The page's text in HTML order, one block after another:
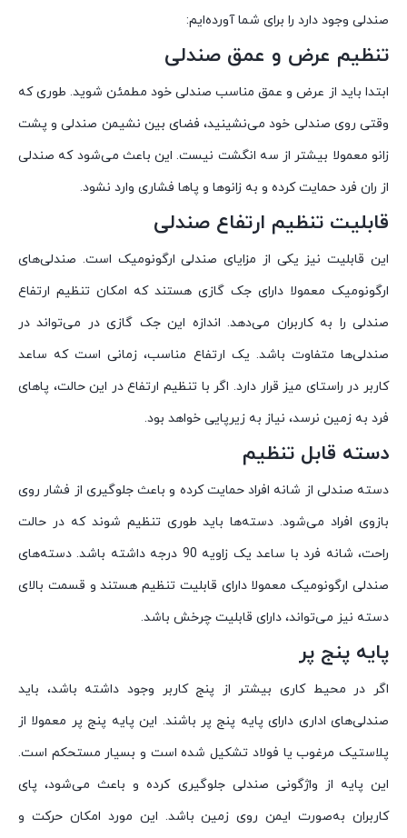
صندلی وجود دارد را برای شما آورده‌ایم:
تنظیم عرض و عمق صندلی
ابتدا باید از عرض و عمق مناسب صندلی خود مطمئن شوید. طوری که
وقتی روی صندلی خود می‌نشینید، فضای بین نشیمن صندلی و پشت
زانو معمولا بیشتر از سه انگشت نیست. این باعث می‌شود که صندلی
از ران فرد حمایت کرده و به زانوها و پاها فشاری وارد نشود.
قابلیت تنظیم ارتفاع صندلی
این قابلیت نیز یکی از مزایای صندلی ارگونومیک است. صندلی‌های
ارگونومیک معمولا دارای جک گازی هستند که امکان تنظیم ارتفاع
صندلی را به کاربران می‌دهد. اندازه این جک گازی در می‌تواند در
صندلی‌ها متفاوت باشد. یک ارتفاع مناسب، زمانی است که ساعد
کاربر در راستای میز قرار دارد. اگر با تنظیم ارتفاع در این حالت، پاهای
فرد به زمین نرسد، نیاز به زیرپایی خواهد بود.
دسته قابل تنظیم
دسته صندلی از شانه افراد حمایت کرده و باعث جلوگیری از فشار روی
بازوی افراد می‌شود. دسته‌ها باید طوری تنظیم شوند که در حالت
راحت، شانه فرد با ساعد یک زاویه 90 درجه داشته باشد. دسته‌های
صندلی ارگونومیک معمولا دارای قابلیت تنظیم هستند و قسمت بالای
دسته نیز می‌تواند، دارای قابلیت چرخش باشد.
پایه پنج پر
اگر در محیط کاری بیشتر از پنج کاربر وجود داشته باشد، باید
صندلی‌های اداری دارای پایه پنج پر باشند. این پایه پنج پر معمولا از
پلاستیک مرغوب یا فولاد تشکیل شده است و بسیار مستحکم است.
این پایه از واژگونی صندلی جلوگیری کرده و باعث می‌شود، پای
کاربران به‌صورت ایمن روی زمین باشد. این مورد امکان حرکت و